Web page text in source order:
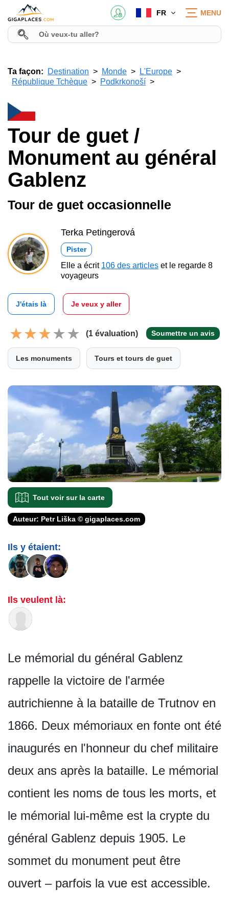
FR MENU
Ta façon: Destination Monde
L'Europe
République Tchèque
Podkrkonoší
Tour de guet /
Monument au général
Gablenz
Tour de guet occasionnelle
Terka Petingerová
Pister
Elle a écrit 106 des articles et le regarde 8
voyageurs
J'étais là Je veux y aller
(1 évaluation) Soumettre un avis
Les monuments Tours et tours de guet
Tout voir sur la carte
Auteur: Petr Liška © gigaplaces.com
Ils y étaient:
Ils veulent là:
Le mémorial du général Gablenz
rappelle la victoire de l'armée
autrichienne à la bataille de Trutnov en
1866. Deux mémoriaux en fonte ont été
inaugurés en l'honneur du chef militaire
deux ans après la bataille. Le mémorial
contient les noms de tous les morts, et
le mémorial lui-même est la crypte du
général Gablenz depuis 1905. Le
sommet du monument peut être
ouvert – parfois la vue est accessible.